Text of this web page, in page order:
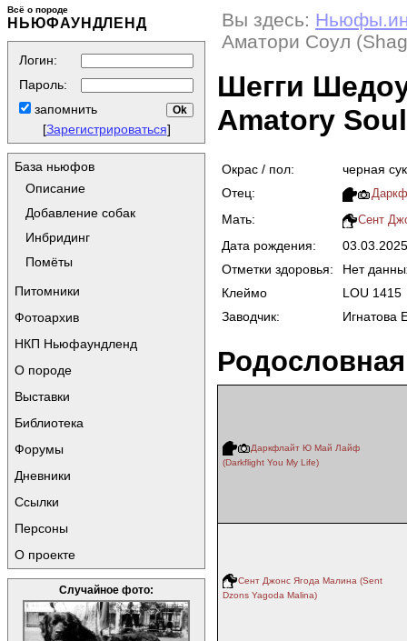
Всё о породе
НЬЮФАУНДЛЕНД
Логин:
Пароль:
запомнить
[Зарегистрироваться]
База ньюфов
Описание
Добавление собак
Инбридинг
Помёты
Питомники
Фотоархив
НКП Ньюфаундленд
О породе
Выставки
Библиотека
Форумы
Дневники
Ссылки
Персоны
О проекте
Случайное фото:
Вы здесь:
Аматори Соул
Шегги
Amatory
Окрас / пол:
черная
Отец:
Мать: Cент
Дата рождения:
Отметки здоровья:
Нет
Клеймо
LOU 1415
Заводчик:
Игнатова
Родословная
Даркфлайт Ю Май Лайф
(Darkflight You My Life)
Cент Джонс Ягода Малина (Sent
Dzons Yagoda Malina)